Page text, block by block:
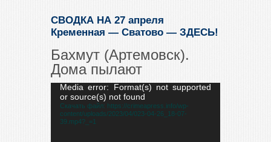
СВОДКА НА 27 апреля
Кременная — Сватово — ЗДЕСЬ!
Бахмут (Артемовск).
Дома пылают
Видеоплеер
Media error: Format(s) not supported
or source(s) not found
Скачать файл: https://crimeapress.info/wp-
content/uploads/2023/04/023-04-26_18-07-
39.mp4?_=1